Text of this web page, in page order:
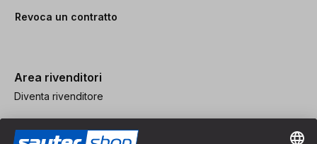
Revoca un contratto
Area rivenditori
Diventa rivenditore